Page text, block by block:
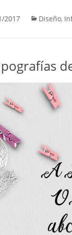
2017 Diseño,